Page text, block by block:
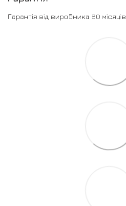
Гарантія від виробника 60 місяців.